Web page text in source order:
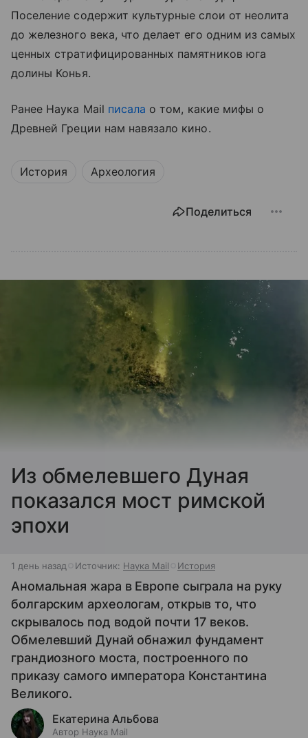
Поселение содержит культурные слои от неолита
до железного века, что делает его одним из самых
ценных стратифицированных памятников юга
долины Конья.
Ранее Наука Mail писала о том, какие мифы о
Древней Греции нам навязало кино.
История Археология
Поделиться
Из обмелевшего Дуная
показался мост римской
эпохи
1 день назад Источник: Наука Mail История
Аномальная жара в Европе сыграла на руку
болгарским археологам, открыв то, что
скрывалось под водой почти 17 веков.
Обмелевший Дунай обнажил фундамент
грандиозного моста, построенного по
приказу самого императора Константина
Великого.
Екатерина Альбова
Автор Наука Mail